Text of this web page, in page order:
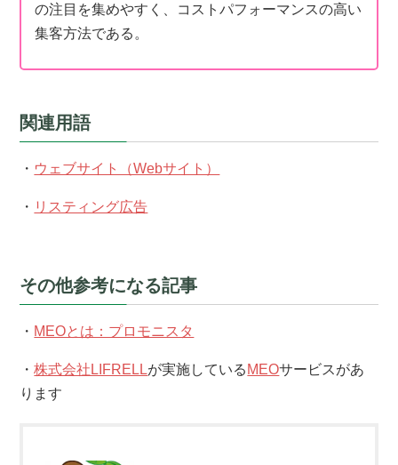
の注目を集めやすく、コストパフォーマンスの高い
集客方法である。
関連用語
・ ウェブサイト（Webサイト）
・ リスティング広告
その他参考になる記事
・ MEOとは：プロモニスタ
・株式会社LIFRELLが実施している MEOサービスがあ
ります